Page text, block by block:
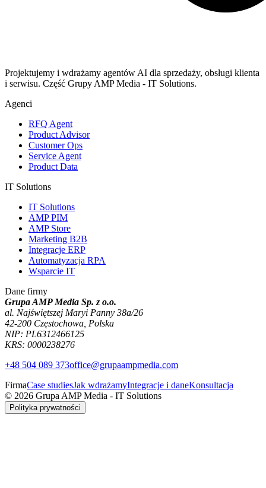
Projektujemy i wdrażamy agentów AI dla sprzedaży, obsługi klienta
i serwisu. Część Grupy AMP Media - IT Solutions.
Agenci
RFQ Agent
Product Advisor
Customer Ops
Service Agent
Product Data
IT Solutions
IT Solutions
AMP PIM
AMP Store
Marketing B2B
Integracje ERP
Automatyzacja RPA
Wsparcie IT
Dane firmy
Grupa AMP Media Sp. z o.o.
al. Najświętszej Maryi Panny 38a/26
42-200 Częstochowa, Polska
NIP: PL6312466125
KRS: 0000238276
+48 504 089 373office@grupaampmedia.com
FirmaCase studiesJak wdrażamyIntegracje i daneKonsultacja
© 2026 Grupa AMP Media - IT Solutions
Polityka prywatności